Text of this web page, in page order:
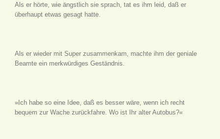
Als er hörte, wie ängstlich sie sprach, tat es ihm leid, daß er
überhaupt etwas gesagt hatte.
Als er wieder mit Super zusammenkam, machte ihm der geniale
Beamte ein merkwürdiges Geständnis.
»Ich habe so eine Idee, daß es besser wäre, wenn ich recht
bequem zur Wache zurückfahre. Wo ist Ihr alter Autobus?«